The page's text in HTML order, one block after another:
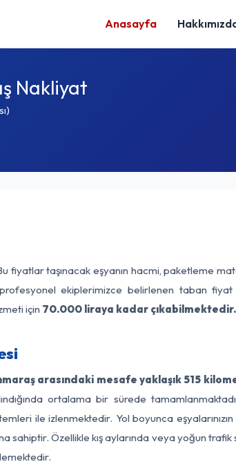
Anasayfa
Nakliyat
fiyatlar taşınacak eşyanın hacmi, paketleme
ekiplerimizce belirlenen taban fiyat
için 70.000 liraya kadar çıkabilmektedir.
arasındaki mesafe yaklaşık 515
ortalama bir sürede
ile izlenmektedir. Yol boyunca eşyalarınızın
sahiptir. Özellikle kış aylarında veya yoğun